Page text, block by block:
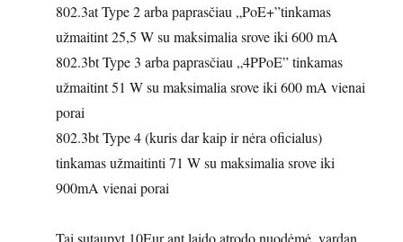
802.3at Type 2 arba paprasčiau „PoE+”tinkamas
užmaitint 25,5 W su maksimalia srove iki 600 mA
802.3bt Type 3 arba paprasčiau „4PPoE” tinkamas
užmaitint 51 W su maksimalia srove iki 600 mA vienai
porai
802.3bt Type 4 (kuris dar kaip ir nėra oficialus)
tinkamas užmaitinti 71 W su maksimalia srove iki
900mA vienai porai
Tai sutaupyt 10Eur ant laido atrodo nuodėmė, vardan